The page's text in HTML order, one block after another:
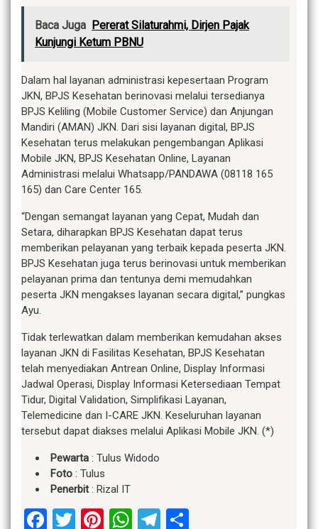
Baca Juga Pererat Silaturahmi, Dirjen Pajak
Kunjungi Ketum PBNU
Dalam hal layanan administrasi kepesertaan Program
JKN, BPJS Kesehatan berinovasi melalui tersedianya
BPJS Keliling (Mobile Customer Service) dan Anjungan
Mandiri (AMAN) JKN. Dari sisi layanan digital, BPJS
Kesehatan terus melakukan pengembangan Aplikasi
Mobile JKN, BPJS Kesehatan Online, Layanan
Administrasi melalui Whatsapp/PANDAWA (08118 165
165) dan Care Center 165.
“Dengan semangat layanan yang Cepat, Mudah dan
Setara, diharapkan BPJS Kesehatan dapat terus
memberikan pelayanan yang terbaik kepada peserta JKN.
BPJS Kesehatan juga terus berinovasi untuk memberikan
pelayanan prima dan tentunya demi memudahkan
peserta JKN mengakses layanan secara digital,” pungkas
Ayu.
Tidak terlewatkan dalam memberikan kemudahan akses
layanan JKN di Fasilitas Kesehatan, BPJS Kesehatan
telah menyediakan Antrean Online, Display Informasi
Jadwal Operasi, Display Informasi Ketersediaan Tempat
Tidur, Digital Validation, Simplifikasi Layanan,
Telemedicine dan I-CARE JKN. Keseluruhan layanan
tersebut dapat diakses melalui Aplikasi Mobile JKN. (*)
Pewarta : Tulus Widodo
Foto : Tulus
Penerbit: Rizal IT
Facebook
Twitter
Pinterest
WhatsApp
Telegram